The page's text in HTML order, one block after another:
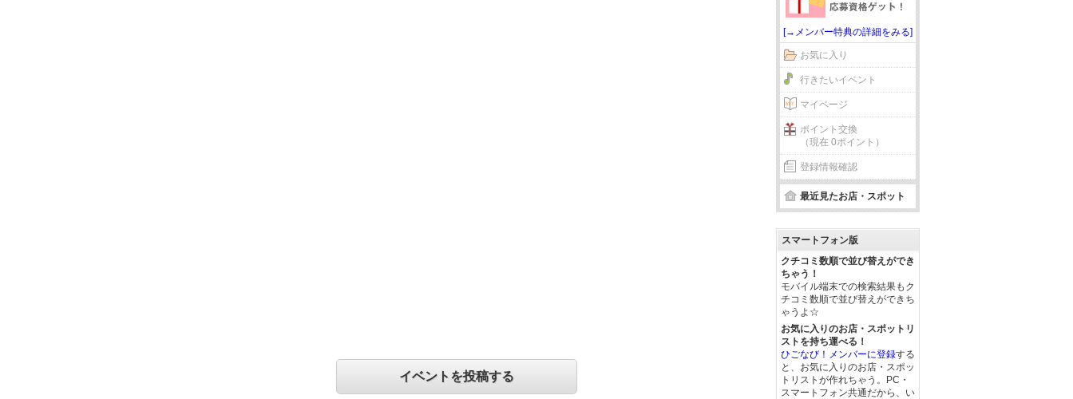
イベントを投稿する
[→メンバー特典の詳細をみる]
お気に入り
行きたいイベント
マイページ
ポイント交換
（現在 0ポイント）
登録情報確認
最近見たお店・スポット
スマートフォン版
クチコミ数順で並び替えができ
ちゃう！
モバイル端末での検索結果もク
チコミ数順で並び替えができち
ゃうよ☆
お気に入りのお店・スポットリ
ストを持ち運べる！
ひごなび！メンバーに登録する
と、お気に入りのお店・スポッ
トリストが作れちゃう。PC・
スマートフォン共通だから、い